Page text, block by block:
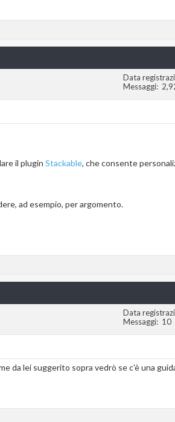
Data
Messaggi
il plugin Stackable, che consente
ad esempio, per argomento.
Data
Messaggi
10
da lei suggerito sopra vedrò se c'è una